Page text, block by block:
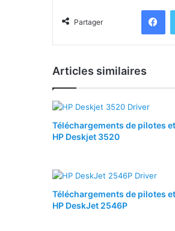
Partager
Articles similaires
Téléchargements de pilotes
HP Deskjet 3520
Téléchargements de pilotes
HP DeskJet 2546P